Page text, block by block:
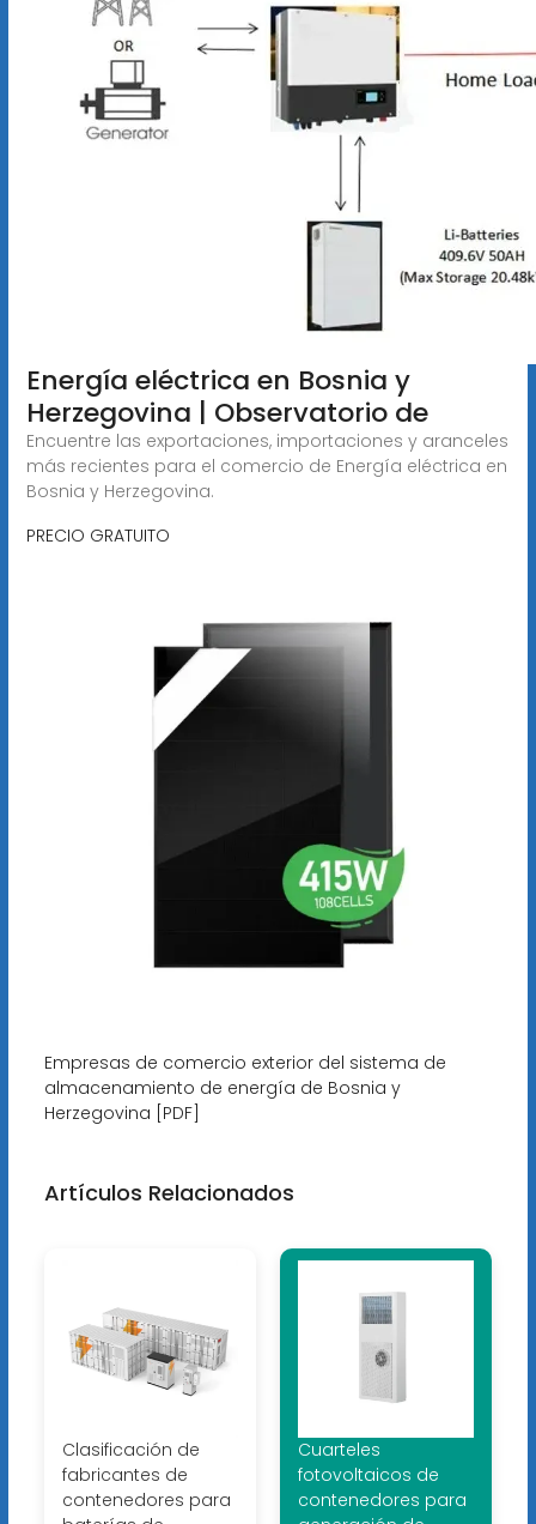
Energía eléctrica en Bosnia y
Herzegovina | Observatorio de
Encuentre las exportaciones, importaciones y aranceles
más recientes para el comercio de Energía eléctrica en
Bosnia y Herzegovina.
PRECIO GRATUITO
Empresas de comercio exterior del sistema de
almacenamiento de energía de Bosnia y
Herzegovina [PDF]
Artículos Relacionados
Clasificación de
fabricantes de
contenedores para
Cuarteles
fotovoltaicos de
contenedores para